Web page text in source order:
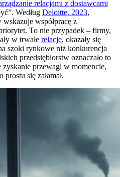
relacjami z dostawcami
Według Deloitte, 2023,
współpracę z
To nie przypadek – firmy,
w trwałe relacje, okazały się
szoki rynkowe niż konkurencja
przedsiębiorstw oznaczało to
przewagi w momencie,
się załamał.